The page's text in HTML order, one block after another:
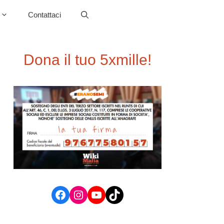
Contattaci
Dona il tuo 5xmille!
Facebook
Instagram
YouTube
TikTok